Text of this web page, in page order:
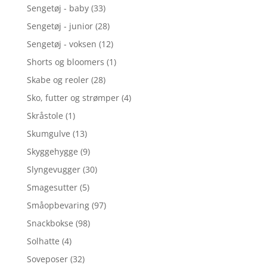
Sengetøj - baby (33)
Sengetøj - junior (28)
Sengetøj - voksen (12)
Shorts og bloomers (1)
Skabe og reoler (28)
Sko, futter og strømper (4)
Skråstole (1)
Skumgulve (13)
Skyggehygge (9)
Slyngevugger (30)
Smagesutter (5)
Småopbevaring (97)
Snackbokse (98)
Solhatte (4)
Soveposer (32)